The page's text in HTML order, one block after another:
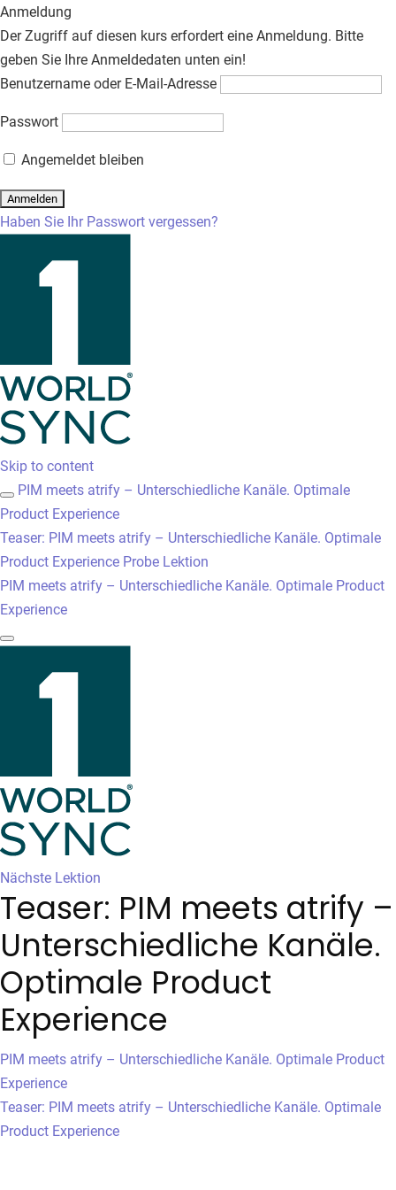
Anmeldung
Der Zugriff auf diesen kurs erfordert eine Anmeldung. Bitte
geben Sie Ihre Anmeldedaten unten ein!
Benutzername oder E-Mail-Adresse
Passwort
Angemeldet bleiben
Haben Sie Ihr Passwort vergessen?
Skip to content
PIM meets atrify – Unterschiedliche Kanäle. Optimale
Product Experience
Teaser: PIM meets atrify – Unterschiedliche Kanäle. Optimale
Product Experience Probe Lektion
PIM meets atrify – Unterschiedliche Kanäle. Optimale Product
Experience
Nächste Lektion
Teaser: PIM meets atrify –
Unterschiedliche Kanäle.
Optimale Product
Experience
PIM meets atrify – Unterschiedliche Kanäle. Optimale Product
Experience
Teaser: PIM meets atrify – Unterschiedliche Kanäle. Optimale
Product Experience